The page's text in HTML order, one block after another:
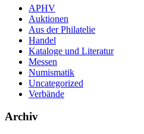
APHV
Auktionen
Aus der Philatelie
Handel
Kataloge und Literatur
Messen
Numismatik
Uncategorized
Verbände
Archiv